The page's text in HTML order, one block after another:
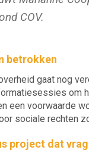
COV.
betrokken
gaat nog
een voorwaarde
sociale rechten
project dat